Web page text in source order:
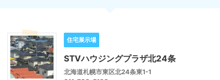
住宅展示場
STVハウジングプラザ北24条
北海道札幌市東区北24条東1-1